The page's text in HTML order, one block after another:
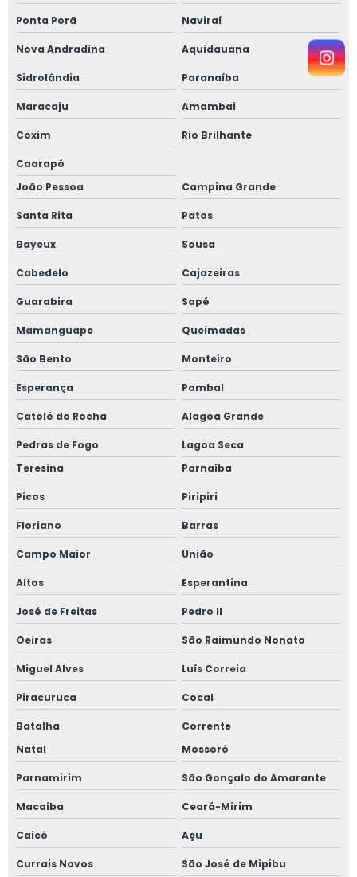
Ponta Porã Naviraí
Nova Andradina Aquidauana
Sidrolândia Paranaíba
Maracaju Amambai
Coxim Rio Brilhante
Caarapó
João Pessoa
Campina Grande
Santa Rita Patos
Bayeux Sousa
Cabedelo Cajazeiras
Guarabira Sapé
Mamanguape Queimadas
São Bento Monteiro
Esperança Pombal
Catolé do Rocha Alagoa Grande
Pedras de Fogo
Lagoa Seca
Teresina
Parnaíba
Picos Piripiri
Floriano Barras
Campo Maior União
Altos Esperantina
José de Freitas Pedro II
Oeiras São Raimundo Nonato
Miguel Alves Luís Correia
Piracuruca Cocal
Batalha
Corrente
Natal
Mossoró
Parnamirim São Gonçalo do Amarante
Macaíba Ceará-Mirim
Caicó Açu
Currais Novos São José de Mipibu